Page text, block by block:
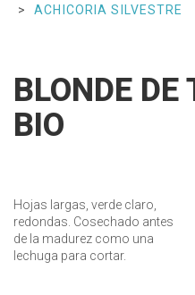
ACHICORIA SILVESTRE
BLONDE
BIO
Hojas largas, verde claro,
redondas. Cosechado antes
de la madurez como una
lechuga para cortar.